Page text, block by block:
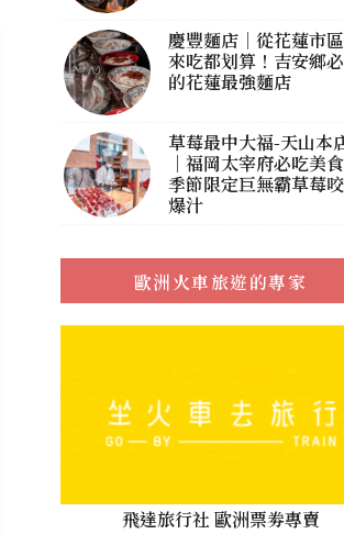
慶豐麵店｜從花蓮市
來吃都划算！吉安鄉
的花蓮最強麵店
草莓最中大福-天山本
｜福岡太宰府必吃美食
季節限定巨無霸草莓
爆汁
歐洲火車旅遊的專家
飛達旅行社 歐洲票劵專賣